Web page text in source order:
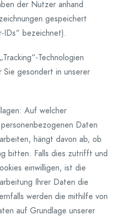
der Nutzer anhand
gespeichert
IDs“ bezeichnet).
Technologien
Sie gesondert in unserer
Auf welcher
Daten
hängt davon ab, ob
bitten. Falls dies zutrifft und
einwilligen, ist die
Ihrer Daten die
werden die mithilfe von
auf Grundlage unserer